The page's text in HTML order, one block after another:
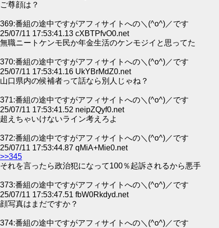
ご尊顔は？
369:番組の途中ですがアフィサイトへの＼(^o^)／です
25/07/11 17:53:41.13 cXBTPfvO0.net
無職ニートケンモ民か年金生活のケンモジイと思ってた
370:番組の途中ですがアフィサイトへの＼(^o^)／です
25/07/11 17:53:41.16 UkYBrMdZ0.net
山口県内の候補者って話なら別人じゃね？
371:番組の途中ですがアフィサイトへの＼(^o^)／です
25/07/11 17:53:41.52 neipZQyf0.net
超えちゃいけないライン考えろよ
372:番組の途中ですがアフィサイトへの＼(^o^)／です
25/07/11 17:53:44.87 qMiA+Mie0.net
>>345
それを言ったら政治犯になって100％起訴されるから悪手
373:番組の途中ですがアフィサイトへの＼(^o^)／です
25/07/11 17:53:47.51 fbW0Rkdyd.net
顔写真はまだですか？
374:番組の途中ですがアフィサイトへの＼(^o^)／です